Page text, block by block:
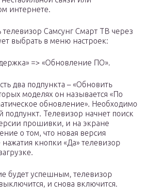
интернете.
телевизор Самсунг Смарт ТВ через
выбрать в меню настроек:
=> «Обновление ПО».
два подпункта – «Обновить
моделях он называется «По
обновление». Необходимо
подпункт. Телевизор начнет поиск
прошивки, и на экране
о том, что новая версия
нажатия кнопки «Да» телевизор
будет успешным, телевизор
и снова включится.